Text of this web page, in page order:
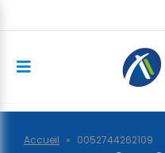
Accueil » 0052744262109